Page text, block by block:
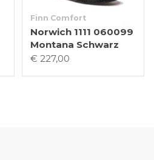
Finn Comfort
Norwich 1111 060099
Montana Schwarz
€ 227,00